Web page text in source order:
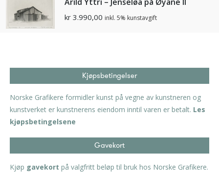
kr 3.990,00 inkl. 5% kunstavgift
Kjøpsbetingelser
Norske Grafikere formidler kunst på vegne av kunstneren og
kunstverket er kunstnerens eiendom inntil varen er betalt. Les
kjøpsbetingelsene
Gavekort
Kjøp gavekort på valgfritt beløp til bruk hos Norske Grafikere.